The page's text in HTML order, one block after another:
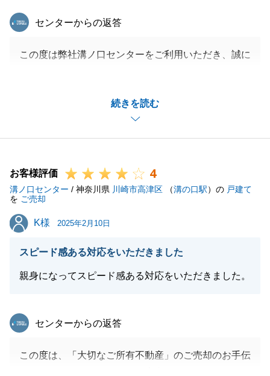
続きを読む
東急リバブル
センターからの返答
この度は弊社溝ノ口センターをご利用いただき、誠に
のご協力もあり、スムーズに進めることが出来まし
改めて感謝申し上げます。
お気軽にご相談いただければと存じます。
お客様評価 4
溝ノ口センター / 神奈川県 川崎市高津区 （溝の口駅）の 戸建て
を ご売却
K様
K様 2025年2月10日
スピード感ある対応をいただきました
親身になってスピード感ある対応をいただきました。
東急リバブル
センターからの返答
この度は、「大切なご所有不動産」のご売却のお手伝